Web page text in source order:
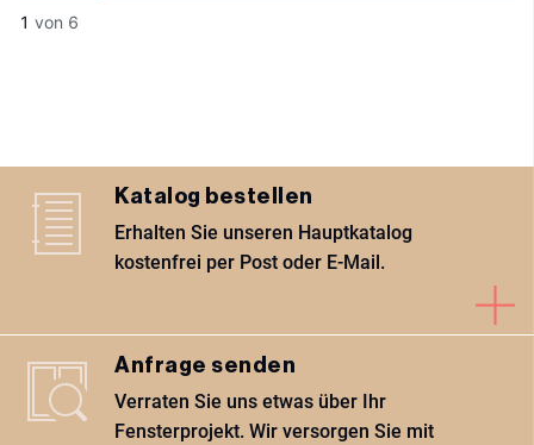
1 von 6
Katalog bestellen
Erhalten Sie unseren Hauptkatalog
kostenfrei per Post oder E-Mail.
Anfrage senden
Verraten Sie uns etwas über Ihr
Fensterprojekt. Wir versorgen Sie mit